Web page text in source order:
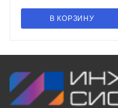
В КОРЗИНУ